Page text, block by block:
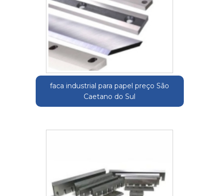
faca industrial para papel preço São
Caetano do Sul